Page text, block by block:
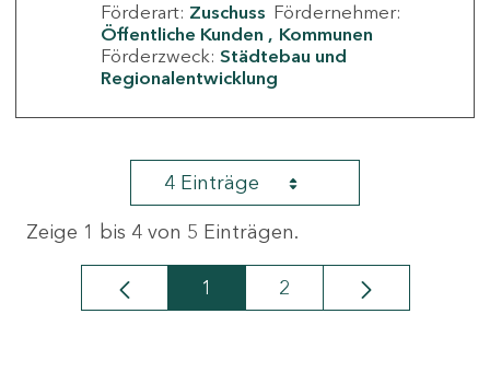
Förderart: Zuschuss Fördernehmer:
Öffentliche Kunden
Kommunen
Förderzweck: Städtebau und
Regionalentwicklung
4 Einträge
Zeige 1 bis 4 von 5 Einträgen.
Seite
1 Seite
2